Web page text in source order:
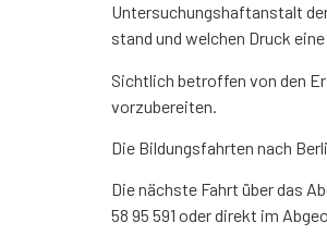
Untersuchungshaftanstalt
stand und welchen Druck
Sichtlich betroffen von den
vorzubereiten.
Die Bildungsfahrten nach
Die nächste Fahrt über das
58 95 591 oder direkt im